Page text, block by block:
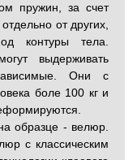
пружин, за счет
от других,
контуры тела.
выдерживать
Они с
боле 100 кг и
образце - велюр.
с классическим